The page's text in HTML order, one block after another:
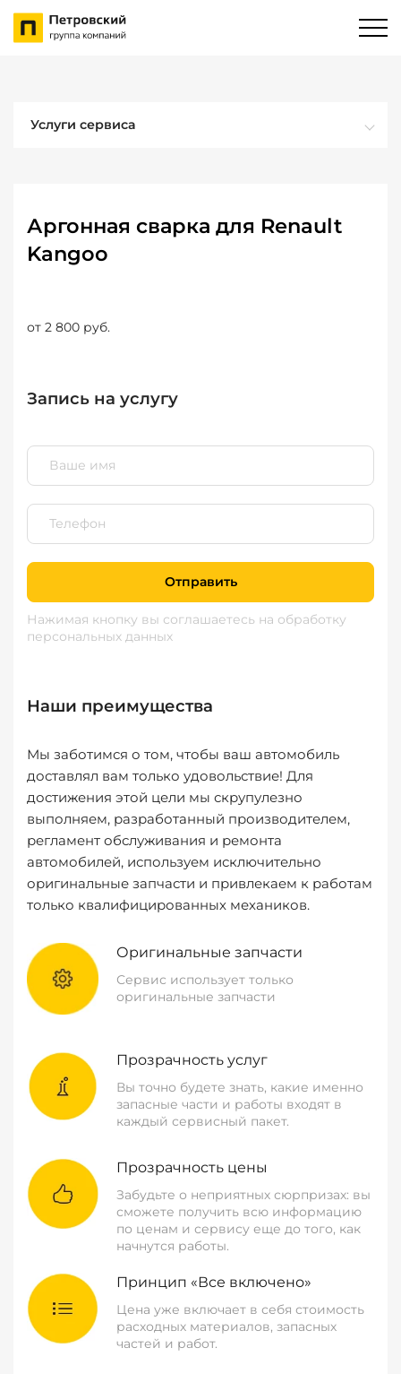
Услуги сервиса
Аргонная сварка для Renault
Kangoo
от 2 800 руб.
Запись на услугу
Отправить
Нажимая кнопку вы соглашаетесь на обработку
персональных данных
Наши преимущества
Мы заботимся о том, чтобы ваш автомобиль
доставлял вам только удовольствие! Для
достижения этой цели мы скрупулезно
выполняем, разработанный производителем,
регламент обслуживания и ремонта
автомобилей, используем исключительно
оригинальные запчасти и привлекаем к работам
только квалифицированных механиков.
Оригинальные запчасти
Сервис использует только
оригинальные запчасти
Прозрачность услуг
Вы точно будете знать, какие именно
запасные части и работы входят в
каждый сервисный пакет.
Прозрачность цены
Забудьте о неприятных сюрпризах: вы
сможете получить всю информацию
по ценам и сервису еще до того, как
начнутся работы.
Принцип «Все включено»
Цена уже включает в себя стоимость
расходных материалов, запасных
частей и работ.